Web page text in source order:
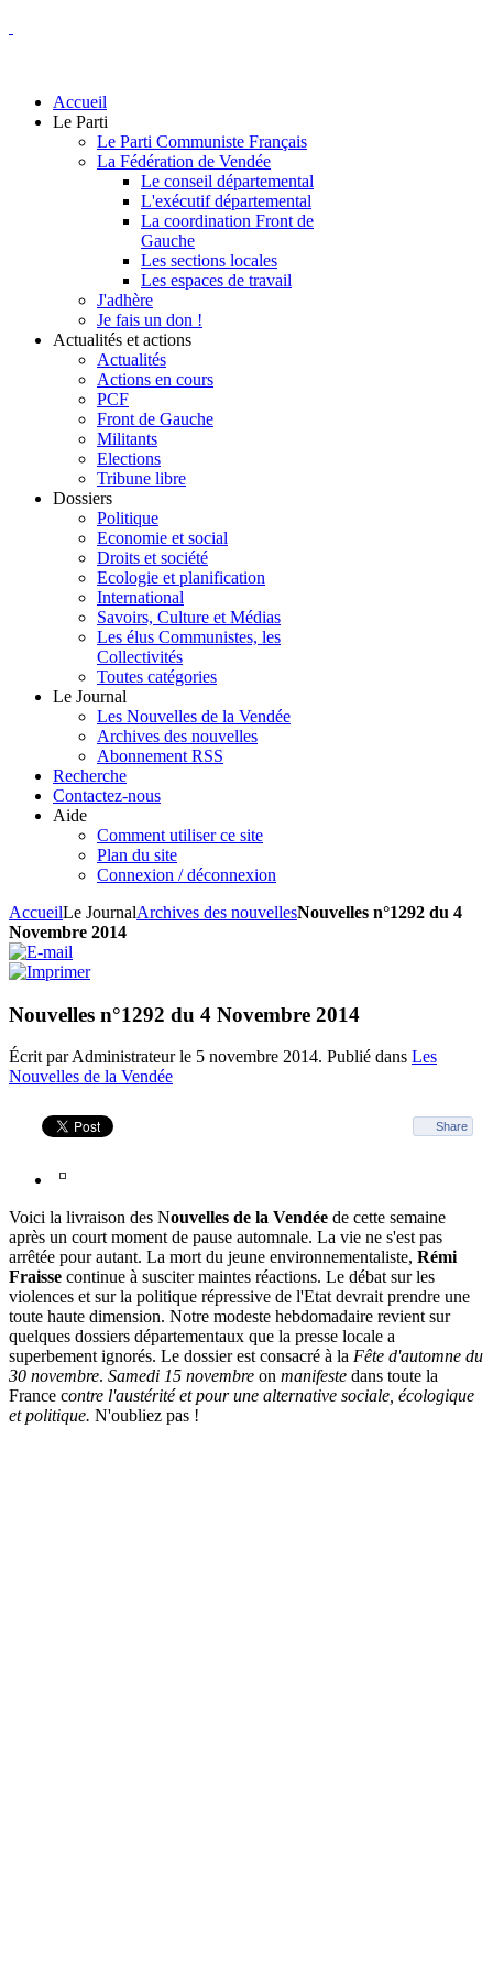
Accueil
Le Parti
Le Parti Communiste Français
La Fédération de Vendée
Le conseil départemental
L'exécutif départemental
La coordination Front de
Gauche
Les sections locales
Les espaces de travail
J'adhère
Je fais un don !
Actualités et actions
Actualités
Actions en cours
PCF
Front de Gauche
Militants
Elections
Tribune libre
Dossiers
Politique
Economie et social
Droits et société
Ecologie et planification
International
Savoirs, Culture et Médias
Les élus Communistes, les
Collectivités
Toutes catégories
Le Journal
Les Nouvelles de la Vendée
Archives des nouvelles
Abonnement RSS
Recherche
Contactez-nous
Aide
Comment utiliser ce site
Plan du site
Connexion / déconnexion
AccueilLe JournalArchives des nouvellesNouvelles n°1292 du 4
Novembre 2014
Nouvelles n°1292 du 4 Novembre 2014
Écrit par Administrateur le 5 novembre 2014. Publié dans Les
Nouvelles de la Vendée
Share
Voici la livraison des Nouvelles de la Vendée de cette semaine
après un court moment de pause automnale. La vie ne s'est pas
arrêtée pour autant. La mort du jeune environnementaliste, Rémi
Fraisse continue à susciter maintes réactions. Le débat sur les
violences et sur la politique répressive de l'Etat devrait prendre une
toute haute dimension. Notre modeste hebdomadaire revient sur
quelques dossiers départementaux que la presse locale a
superbement ignorés. Le dossier est consacré à la Fête d'automne du
30 novembre. Samedi 15 novembre on manifeste dans toute la
France contre l'austérité et pour une alternative sociale, écologique
et politique. N'oubliez pas !